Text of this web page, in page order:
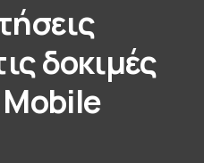
δοκιμές
Mobile